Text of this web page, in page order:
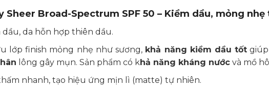
Sheer Broad-Spectrum SPF 50 – Kiềm dầu, mỏng
da hỗn hợp thiên dầu.
lớp finish mỏng nhẹ như sương, khả năng kiềm dầu tốt
lông gây mụn. Sản phẩm có khả năng kháng nướcvà mồ
nhanh, tạo hiệu ứng mịn lì (matte) tự nhiên.